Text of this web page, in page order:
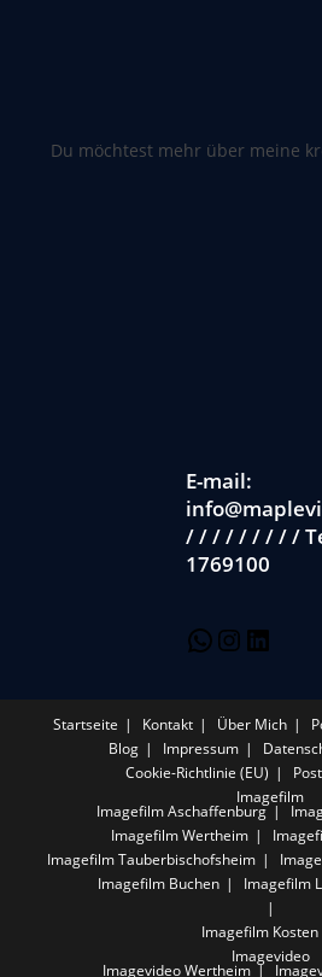
Du möchtest mehr über meine
E-mail:
/ / / / / / / / /
1769100
Startseite Kontakt Über Mich
Blog
Impressum
Cookie-Richtlinie (EU)
Imagefilm
Imagefilm Aschaffenburg
Imagefilm Wertheim
Imagefilm Tauberbischofsheim
Imagefilm Buchen
Imagefilm
Imagefilm Kosten
Imagevideo
Imagevideo Wertheim